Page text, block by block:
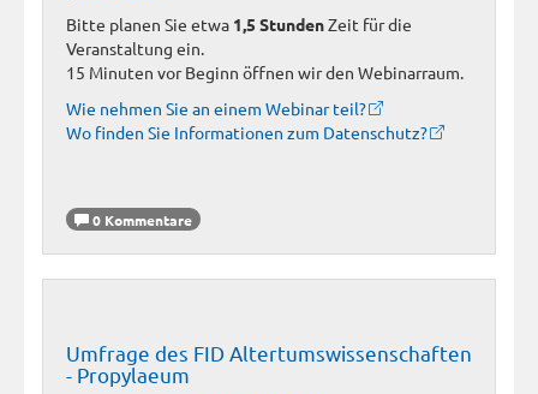
Bitte planen Sie etwa 1,5 StundenZeit für die
Veranstaltung ein.
15 Minuten vor Beginn öffnen wir den Webinarraum.
Wie nehmen Sie an einem Webinar teil?
Wo finden Sie Informationen zum Datenschutz?
0 Kommentare
Umfrage des FID Altertumswissenschaften
- Propylaeum